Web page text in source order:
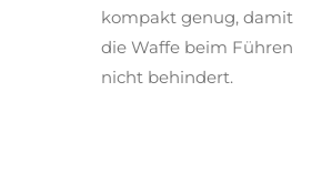
kompakt genug, damit
die Waffe beim Führen
nicht behindert.